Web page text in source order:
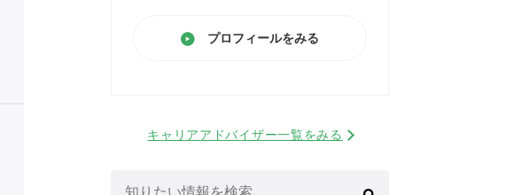
プロフィールをみる
キャリアアドバイザー一覧をみる